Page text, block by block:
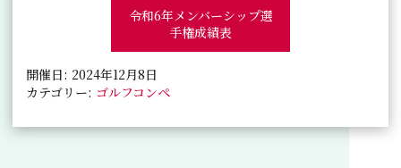
令和6年メンバーシップ選
手権成績表
開催日: 2024年12月8日
カテゴリー: ゴルフコンペ